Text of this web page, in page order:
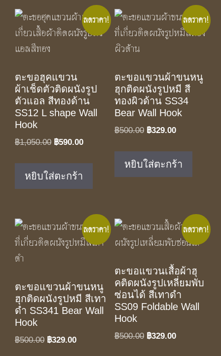
ลดราคา!
ตะขอฮุคแขวน
ผ้าเช็ดตัวติดผนังรูป
ตัวแอล สีทองด้าน
SS12 L shape Wall
Hook
฿1,050.00 Original
฿1,050.00.
฿590.00Current
หยิบใส่ตะกร้า
ลดราคา!
ตะขอแขวนผ้าขนหนู
ฮุกติดผนังรูปหมี สี
ทองผิวด้าน SS34
Bear Wall Hook
฿500.00 Original
was:
฿500.00.
฿329.00Current
฿329.00.
หยิบใส่ตะกร้า
ลดราคา!
ตะขอแขวนผ้าขนหนู
ฮุกติดผนังรูปหมี สีเทา
ดำ SS341 Bear Wall
Hook
฿500.00 Original
฿329.00Current
ลดราคา!
ตะขอแขวนเสื้อผ้าฮุ
คติดผนังรูปเหลี่ยมพับ
ซ่อนได้ สีเทาดำ
SS09 Foldable Wall
Hook
฿500.00 Original
฿329.00Current